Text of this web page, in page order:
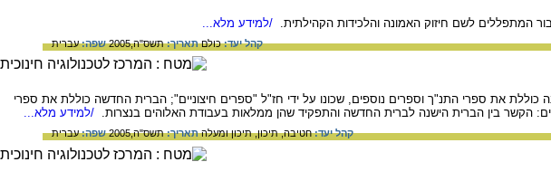
המתפללים לשם חיזוק האמונה והלכידות הקהילתית. /למידע מלא...
קהל יעד:כולםתאריך:תשס"ה,2005 שפה:עברית
את ספרי התנ"ך וספרים נוספים, שכונו על ידי חז"ל "ספרים חיצוניים"; הברית החדשה כוללת את ספרי
הקשר בין הברית הישנה לברית החדשה והתפקיד שהן ממלאות בעבודת האלוהים בנצרות. /למידע מלא...
קהל יעד:חטיבה,תיכון,תיכון ומעלהתאריך:תשס"ה,2005 שפה:עברית